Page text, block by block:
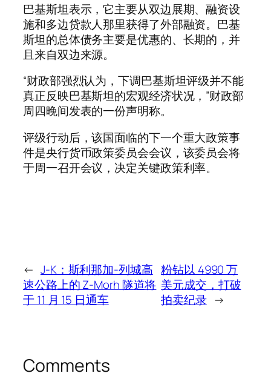
巴基斯坦表示，它主要从双边展期、融资设
施和多边贷款人那里获得了外部融资。巴基
斯坦的总体债务主要是优惠的、长期的，并
且来自双边来源。
“财政部强烈认为，下调巴基斯坦评级并不能
真正反映巴基斯坦的宏观经济状况，”财政部
周四晚间发表的一份声明称。
评级行动后，该国面临的下一个重大政策事
件是央行货币政策委员会会议，该委员会将
于周一召开会议，决定关键政策利率。
← J-K：斯利那加-列城高
速公路上的 Z-Morh 隧道将
于 11 月 15 日通车
粉钻以 4990 万
美元成交，打破
拍卖纪录 →
Comments